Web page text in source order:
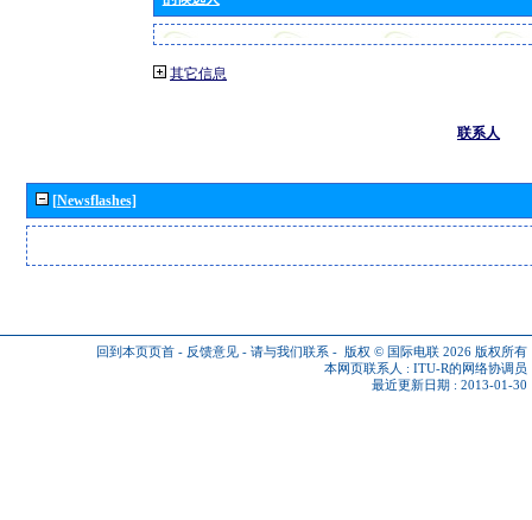
其它信息
联系人
[Newsflashes]
回到本页页首 - 反馈意见 - 请与我们联系 - 版权 © 国际电联 2026 版权所有
本网页联系人 : ITU-R的网络协调员
最近更新日期 : 2013-01-30